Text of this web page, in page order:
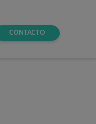
CONTACTO